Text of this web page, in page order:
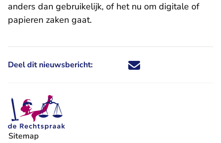
anders dan gebruikelijk, of het nu om digitale of
papieren zaken gaat.
Deel dit nieuwsbericht: Deel dit nieuwsbericht via X -
Deel dit nieuwsbericht via
Deel dit nieuwsbericht
Deel dit
Sitemap